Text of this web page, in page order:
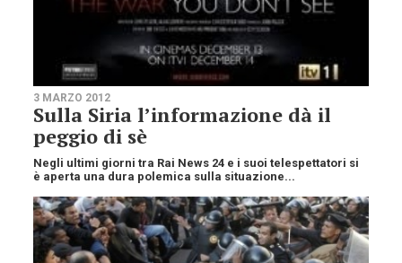
3 MARZO 2012
Sulla Siria l’informazione dà il
peggio di sè
Negli ultimi giorni tra Rai News 24 e i suoi telespettatori si
è aperta una dura polemica sulla situazione...